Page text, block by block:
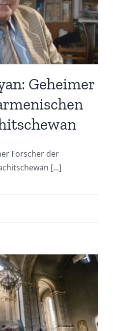
Geheimer
Forscher der
[...]